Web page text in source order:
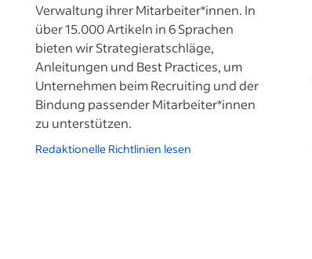
Verwaltung ihrer Mitarbeiter*innen. In
über 15.000 Artikeln in 6 Sprachen
bieten wir Strategieratschläge,
Anleitungen und Best Practices, um
Unternehmen beim Recruiting und der
Bindung passender Mitarbeiter*innen
zu unterstützen.
Redaktionelle Richtlinien lesen